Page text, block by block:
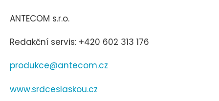
ANTECOM s.r.o.
Redakční servis: +420 602 313 176
produkce@antecom.cz
www.srdceslaskou.cz